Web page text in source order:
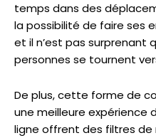
temps dans des
la possibilité de faire ses
et il n’est pas surprenant
personnes se tournent
De plus, cette forme de
une meilleure expérience
ligne offrent des filtres de